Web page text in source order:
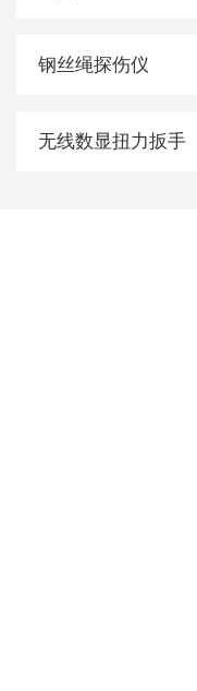
钢丝绳探伤仪
无线数显扭力扳手